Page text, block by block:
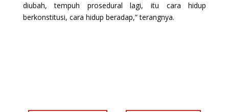
diubah, tempuh prosedural lagi, itu cara hidup
berkonstitusi, cara hidup beradap,” terangnya.